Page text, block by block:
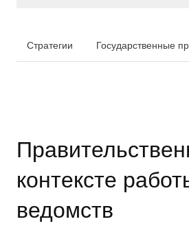
Стратегии Государственные
контексте
ведомств